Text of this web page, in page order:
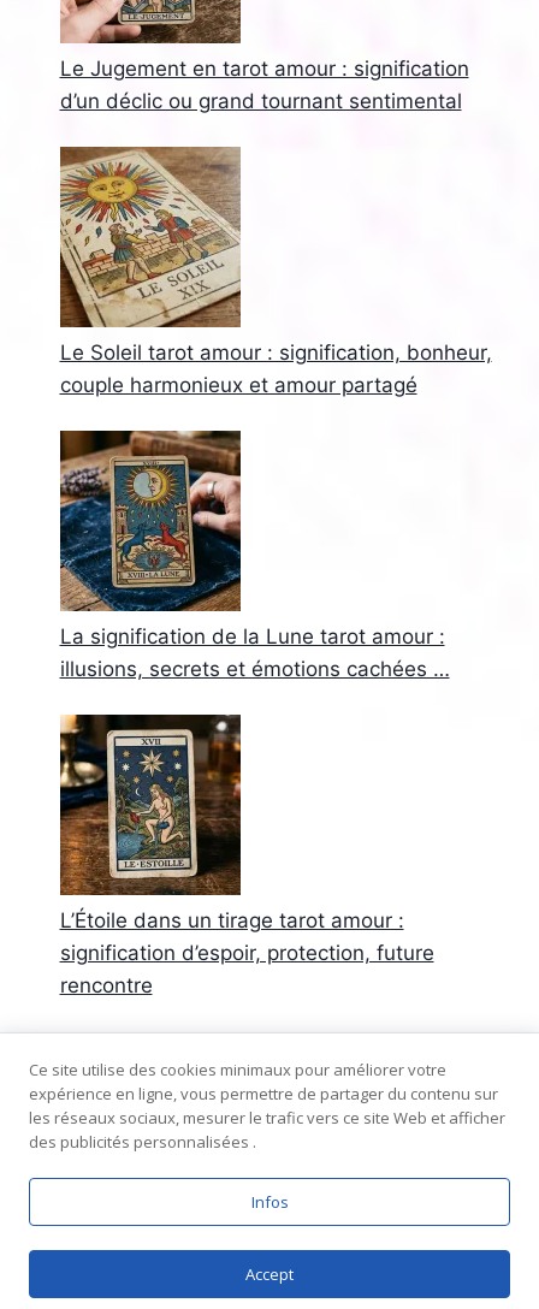
Le Jugement en tarot amour : signification
d’un déclic ou grand tournant sentimental
Le Soleil tarot amour : signification, bonheur,
couple harmonieux et amour partagé
La signification de la Lune tarot amour :
illusions, secrets et émotions cachées …
L’Étoile dans un tirage tarot amour :
signification d’espoir, protection, future
rencontre
Commentaires récents
Aucun commentaire à afficher.
légales-confidentialité
Ce site utilise des cookies minimaux pour améliorer votre
expérience en ligne, vous permettre de partager du contenu sur
les réseaux sociaux, mesurer le trafic vers ce site Web et afficher
des publicités personnalisées .
Infos
Accept